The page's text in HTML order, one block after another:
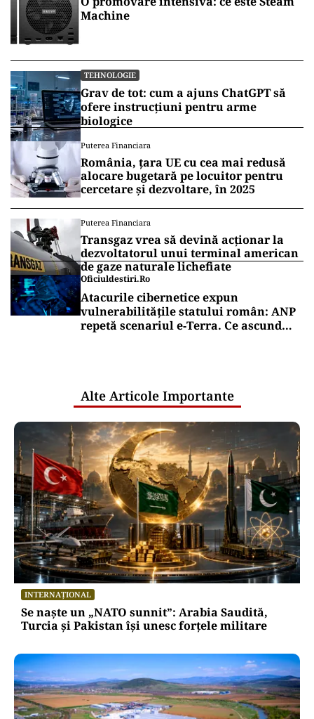
Machine
TEHNOLOGIE
Grav de tot: cum a ajuns ChatGPT să
ofere instrucțiuni pentru arme
biologice
Puterea Financiara
România, țara UE cu cea mai redusă
alocare bugetară pe locuitor pentru
cercetare și dezvoltare, în 2025
Puterea Financiara
Transgaz vrea să devină acționar la
dezvoltatorul unui terminal american
de gaze naturale lichefiate
Oficiuldestiri.ro
Atacurile cibernetice expun
vulnerabilitățile statului român: ANP
repetă scenariul e‑Terra. Ce ascund
Alte Articole Importante
INTERNAȚIONAL
Se naște un „NATO sunnit”: Arabia Saudită,
Turcia și Pakistan își unesc forțele militare